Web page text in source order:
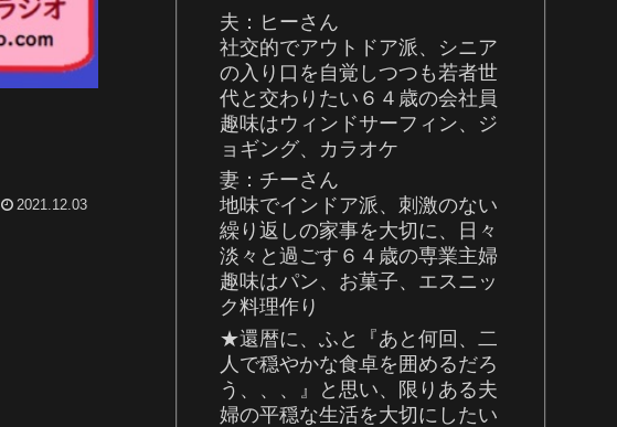
2021.12.03
夫：ヒーさん
社交的でアウトドア派、シニア
の入り口を自覚しつつも若者世
代と交わりたい６４歳の会社員
趣味はウィンドサーフィン、ジ
ョギング、カラオケ
妻：チーさん
地味でインドア派、刺激のない
繰り返しの家事を大切に、日々
淡々と過ごす６４歳の専業主婦
趣味はパン、お菓子、エスニッ
ク料理作り
★還暦に、ふと『あと何回、二
人で穏やかな食卓を囲めるだろ
う、、、』と思い、限りある夫
婦の平穏な生活を大切にしたい